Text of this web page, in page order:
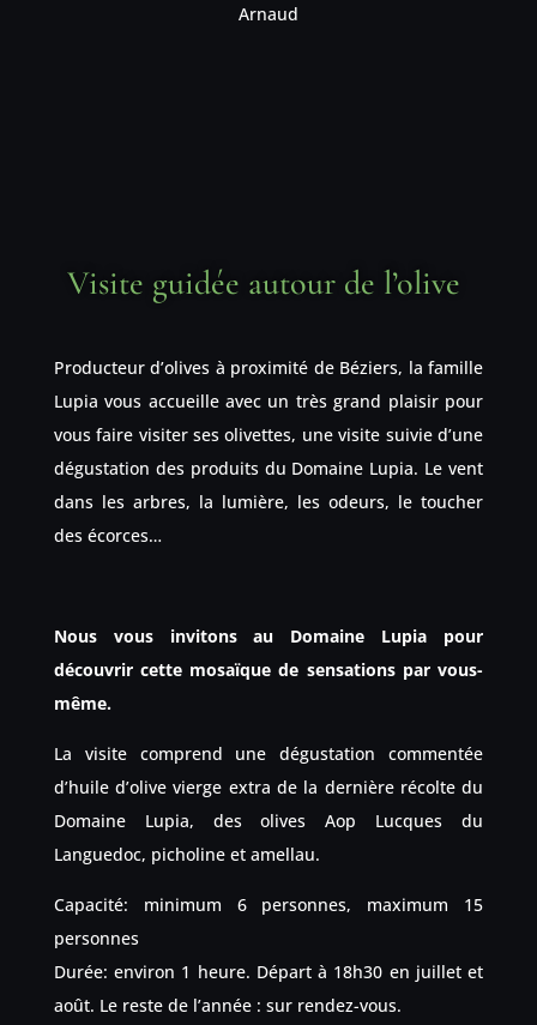
Arnaud
Visite guidée autour de l’olive
Producteur d’olives à proximité de Béziers, la famille
Lupia vous accueille avec un très grand plaisir pour
vous faire visiter ses olivettes, une visite suivie d’une
dégustation des produits du Domaine Lupia. Le vent
dans les arbres, la lumière, les odeurs, le toucher
des écorces…
Nous vous invitons au Domaine Lupia pour
découvrir cette mosaïque de sensations par vous-
même.
La visite comprend une dégustation commentée
d’huile d’olive vierge extra de la dernière récolte du
Domaine Lupia, des olives Aop Lucques du
Languedoc, picholine et amellau.
Capacité: minimum 6 personnes, maximum 15
personnes
Durée: environ 1 heure. Départ à 18h30 en juillet et
août. Le reste de l’année : sur rendez-vous.